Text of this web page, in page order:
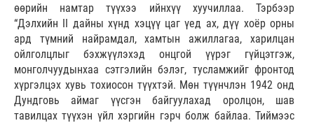
өөрийн намтар түүхээ ийнхүү хуучиллаа. Тэрбээр
“Дэлхийн II дайны хүнд хэцүү цаг үед ах, дүү хоёр орны
ард түмний найрамдал, хамтын ажиллагаа, харилцан
ойлголцлыг бэхжүүлэхэд онцгой үүрэг гүйцэтгэж,
монголчуудынхаа сэтгэлийн бэлэг, тусламжийг фронтод
хүргэлцэх хувь тохиосон түүхтэй. Мөн түүнчлэн 1942 онд
Дундговь аймаг үүсгэн байгуулахад оролцон, шав
тавилцах түүхэн үйл хэргийн гэрч болж байлаа. Тиймээс